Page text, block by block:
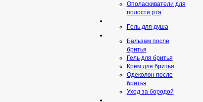
Ополаскиватели для
полости рта
Гeль для душа
Бальзам после
бритья
Гель для бритья
Крем для бритья
Одеколон после
бритья
Уход за бородой